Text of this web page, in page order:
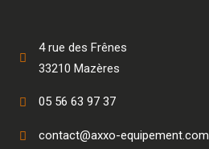
4 rue des Frênes
33210 Mazères
05 56 63 97 37
contact@axxo-equipement.com